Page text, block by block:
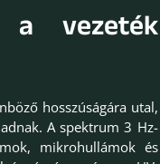
a vezeték
hosszúságára utal,
A spektrum 3 Hz-
mikrohullámok és